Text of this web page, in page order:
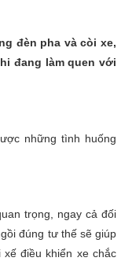
đèn pha và còi xe,
đang làm quen với
những tình huống
trọng, ngay cả đối
đúng tư thế sẽ giúp
điều khiển xe chắc